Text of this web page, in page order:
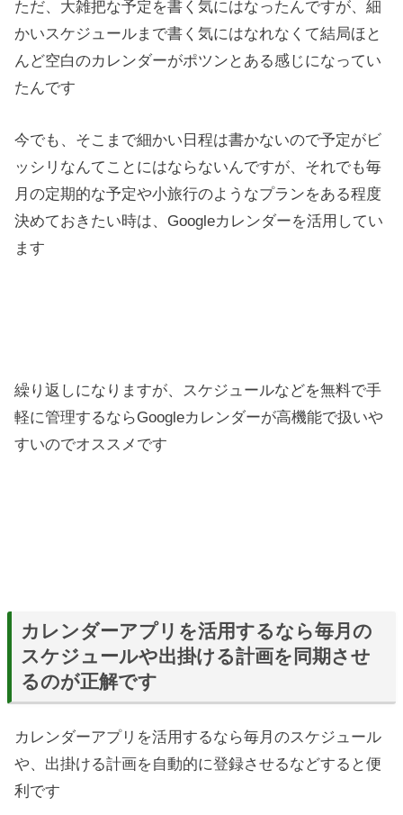
ただ、大雑把な予定を書く気にはなったんですが、細
かいスケジュールまで書く気にはなれなくて結局ほと
んど空白のカレンダーがポツンとある感じになってい
たんです
今でも、そこまで細かい日程は書かないので予定がビ
ッシリなんてことにはならないんですが、それでも毎
月の定期的な予定や小旅行のようなプランをある程度
決めておきたい時は、Googleカレンダーを活用してい
ます
繰り返しになりますが、スケジュールなどを無料で手
軽に管理するならGoogleカレンダーが高機能で扱いや
すいのでオススメです
カレンダーアプリを活用するなら毎月の
スケジュールや出掛ける計画を同期させ
るのが正解です
カレンダーアプリを活用するなら毎月のスケジュール
や、出掛ける計画を自動的に登録させるなどすると便
利です